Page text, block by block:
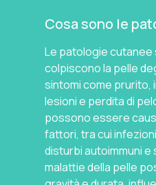
Cosa sono le
Le patologie cutanee
colpiscono la pelle
sintomi come prurito,
lesioni e perdita di
possono essere
fattori, tra cui
disturbi autoimmuni e
malattie della pelle